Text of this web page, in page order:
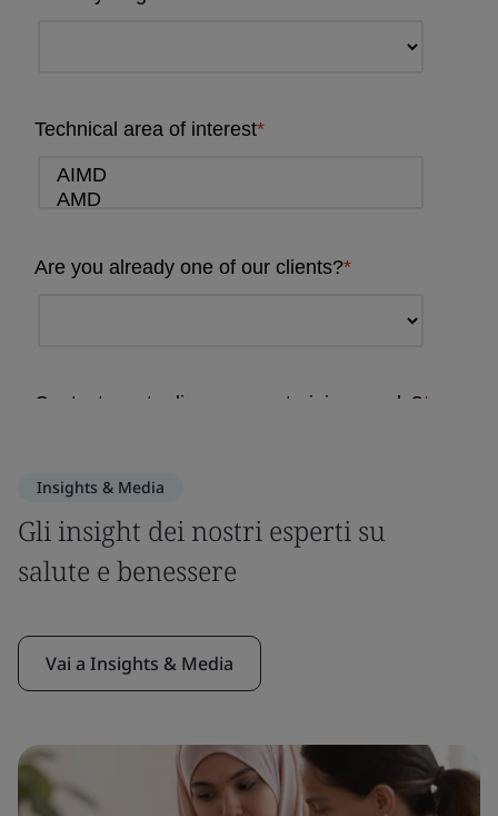
Insights & Media
Gli insight dei nostri esperti su
salute e benessere
Vai a Insights & Media